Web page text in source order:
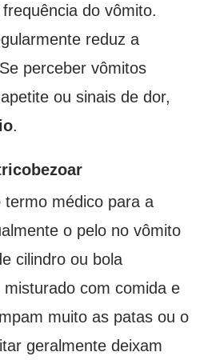
do vômito.
reduz a
perceber vômitos
ou sinais de dor,
.
termo médico para a
o pelo no vômito
cilindro ou bola
com comida e
muito as patas ou o
geralmente deixam